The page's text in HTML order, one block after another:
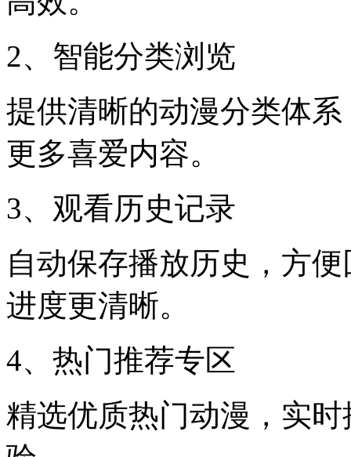
2、智能分类浏览
提供清晰的动漫分类体
更多喜爱内容。
3、观看历史记录
自动保存播放历史，方
进度更清晰。
4、热门推荐专区
精选优质热门动漫，实